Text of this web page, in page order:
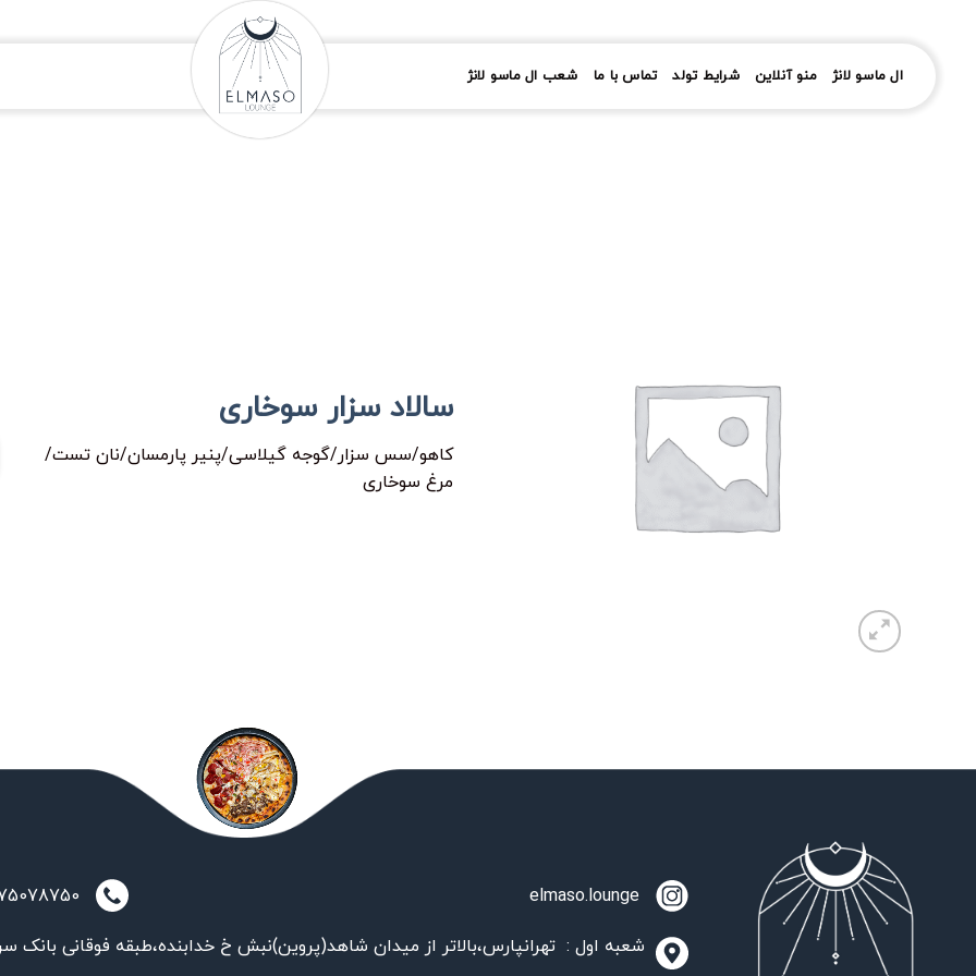
ال ماسو لانژ منو آنلاین شرایط تولد تماس با ما شعب ال ماسو لانژ
سالاد سزار سوخاری
کاهو/سس سزار/گوجه گیلاسی/پنیر پارمسان/نان تست/
مرغ سوخاری
elmaso.lounge
شعبه اول : تهرانپارس،بالاتر از میدان شاهد(پروین)نبش خ خدابنده،طبقه فوقانی بانک